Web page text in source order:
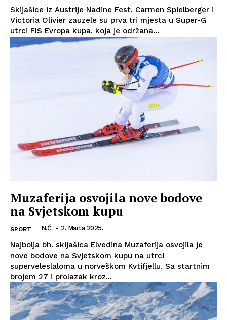
Skijašice iz Austrije Nadine Fest, Carmen Spielberger i
Victoria Olivier zauzele su prva tri mjesta u Super-G
utrci FIS Evropa kupa, koja je održana...
Muzaferija osvojila nove bodove
na Svjetskom kupu
SPORT N.Č. - 2. Marta 2025.
Najbolja bh. skijašica Elvedina Muzaferija osvojila je
nove bodove na Svjetskom kupu na utrci
superveleslaloma u norveškom Kvtifjellu. Sa startnim
brojem 27 i prolazak kroz...